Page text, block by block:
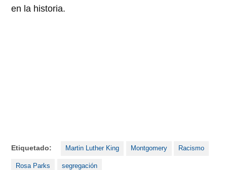
en la historia.
Etiquetado: Martin Luther King Montgomery Racismo
Rosa Parks segregación